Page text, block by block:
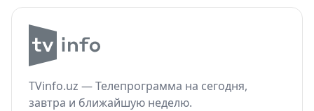
TVinfo.uz — Телепрограмма на сегодня,
завтра и ближайшую неделю.